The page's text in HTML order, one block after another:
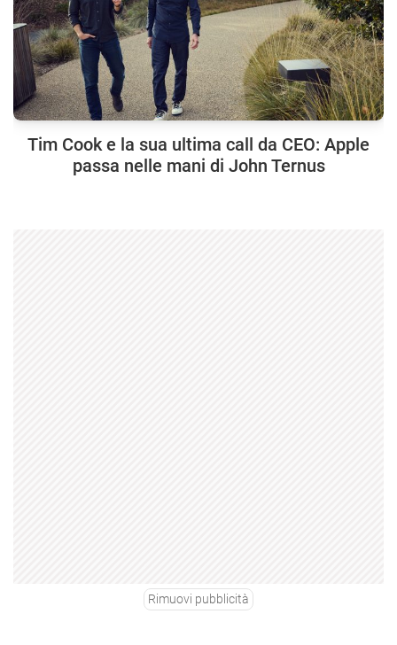
Tim Cook e la sua ultima call da CEO: Apple
passa nelle mani di John Ternus
Rimuovi pubblicità